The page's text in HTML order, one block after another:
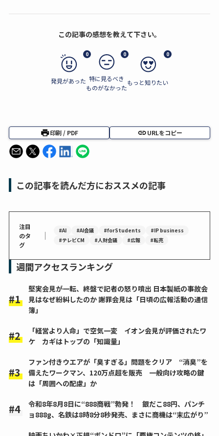
この記事の感想を教えて下さい。
0
発見があった
0
特に見るべき
ものがなかった
0
もっと知りたい
印刷 / PDF URLをコピー
この記事を読んだ方におススメの記事
注目
のタ
グ
｜ #AI #AI会議 #forStudents
#IP business
#テレビCM
#人財会議 #広報 #転売
週間アクセスランキング
堅実会見が一転、終盤で記者の怒り噴出 日本製紙の事故会
見はなぜ紛糾したのか 謝罪会見は「日頃の広報活動の通信
簿」
「経営より人命」で空気一変 イオン会見が評価されたワ
ケ カギはトップの「知識量」
ファン付きウエアが「臭すぎる」問題をクリア “消臭”を
備えたワークマン、120万点超を販売 一般向け攻略の鍵
は「周囲への配慮」か
令和8年8月8日に“888商戦”勃発！ 銀だこ88円、パンチ
ョ888g、名鉄は8時8分8秒発売、まさに商機は“末広がり”